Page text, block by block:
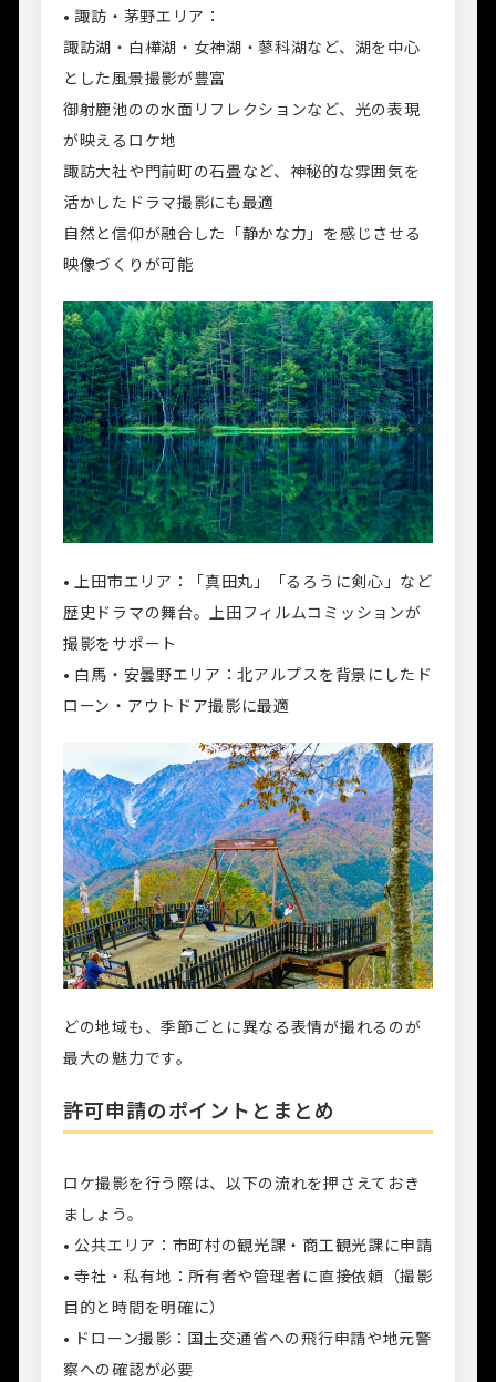
• 諏訪・茅野エリア：
諏訪湖・白樺湖・女神湖・蓼科湖など、湖を中心
とした風景撮影が豊富
御射鹿池のの水面リフレクションなど、光の表現
が映えるロケ地
諏訪大社や門前町の石畳など、神秘的な雰囲気を
活かしたドラマ撮影にも最適
自然と信仰が融合した「静かな力」を感じさせる
映像づくりが可能
• 上田市エリア：「真田丸」「るろうに剣心」など
歴史ドラマの舞台。上田フィルムコミッションが
撮影をサポート
• 白馬・安曇野エリア：北アルプスを背景にしたド
ローン・アウトドア撮影に最適
どの地域も、季節ごとに異なる表情が撮れるのが
最大の魅力です。
許可申請のポイントとまとめ
ロケ撮影を行う際は、以下の流れを押さえておき
ましょう。
• 公共エリア：市町村の観光課・商工観光課に申請
• 寺社・私有地：所有者や管理者に直接依頼（撮影
目的と時間を明確に）
• ドローン撮影：国土交通省への飛行申請や地元警
察への確認が必要